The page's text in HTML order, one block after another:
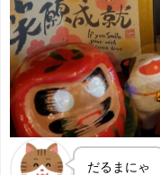
だるまにゃ